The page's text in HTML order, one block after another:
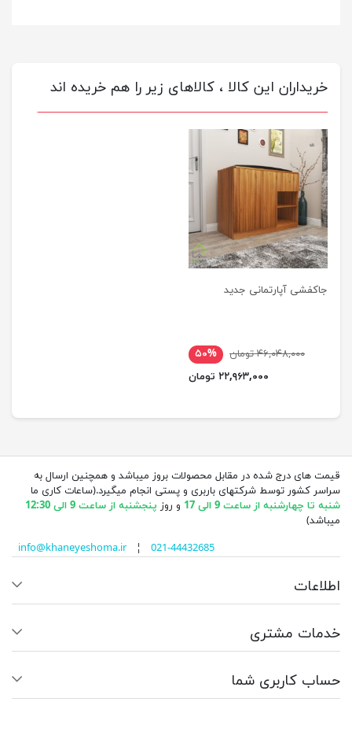
خریداران این کالا ، کالاهای زیر را هم خریده اند
جاکفشی آپارتمانی جدید
۴۶,۰۴۸,۰۰۰ تومان
۵۰%
۲۲,۹۶۳,۰۰۰ تومان
قیمت های درج شده در مقابل محصولات بروز میباشد و همچنین ارسال به
سراسر کشور توسط شرکتهای باربری و پستی انجام میگیرد.(ساعات کاری ما
شنبه تا چهارشنبه از ساعت 9 الی 17
و روز پنجشنبه از ساعت 9 الی 12:30
میباشد)
info@khaneyeshoma.ir¦ 021-44432685
اطلاعات
خدمات مشتری
حساب کاربری شما